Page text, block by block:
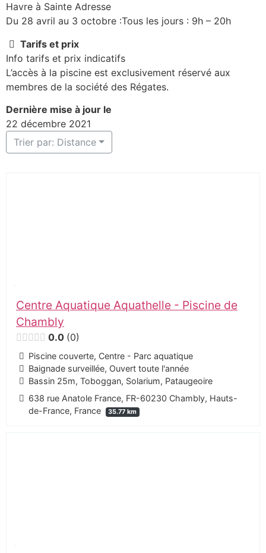
Havre à Sainte Adresse
Du 28 avril au 3 octobre :Tous les jours : 9h – 20h
Tarifs et prix
Info tarifs et prix indicatifs
L’accès à la piscine est exclusivement réservé aux
membres de la société des Régates.
Dernière mise à jour le
22 décembre 2021
Trier par: Distance
Centre Aquatique Aquathelle - Piscine de
Chambly
0.0 0
Piscine couverte, Centre - Parc aquatique
Baignade surveillée, Ouvert toute l'année
Bassin 25m, Toboggan, Solarium, Pataugeoire
638 rue Anatole France, FR-60230 Chambly, Hauts-
de-France, France
35.77 km